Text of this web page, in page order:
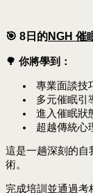
🎯 8日的NGH 催
🌳 你將學到：
專業面談技
多元催眠引
進入催眠狀
超越傳統心
這是一趟深刻的自
術。
完成培訓並通過考